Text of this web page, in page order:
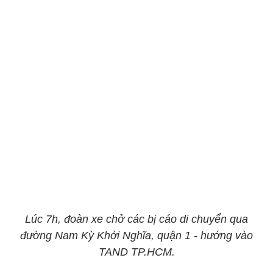
Lúc 7h, đoàn xe chở các bị cáo di chuyển qua
đường Nam Kỳ Khởi Nghĩa, quận 1 - hướng vào
TAND TP.HCM.